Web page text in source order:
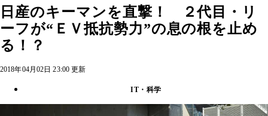
日産のキーマンを直撃！ ２代目・リ
ーフが“ＥＶ抵抗勢力”の息の根を止め
る！？
2018年04月02日 23:00 更新
IT・科学